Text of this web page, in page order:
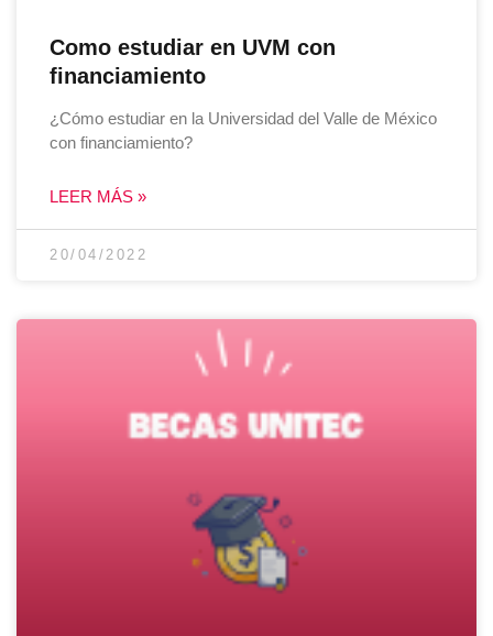
Como estudiar en UVM con
financiamiento
¿Cómo estudiar en la Universidad del Valle de México
con financiamiento?
LEER MÁS »
20/04/2022